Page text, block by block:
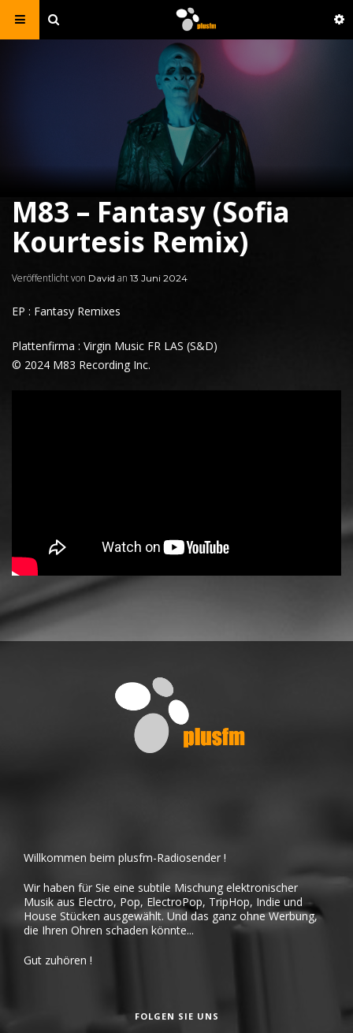
M83 – Fantasy (Sofia
Kourtesis Remix)
Veröffentlicht von David an 13 Juni 2024
EP : Fantasy Remixes
Plattenfirma : Virgin Music FR LAS (S&D)
© 2024 M83 Recording Inc.
Willkommen beim plusfm-Radiosender !
Wir haben für Sie eine subtile Mischung elektronischer
Musik aus Electro, Pop, ElectroPop, TripHop, Indie und
House Stücken ausgewählt. Und das ganz ohne Werbung,
die Ihren Ohren schaden könnte...
Gut zuhören !
FOLGEN SIE UNS